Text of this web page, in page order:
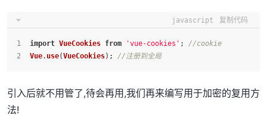
javascript 复制代码
import VueCookies from 'vue-cookies' ; //cookie
Vue. use(VueCookies); //注册到全局
引入后就不用管了,待会再用,我们再来编写用于加密的复用方
法!